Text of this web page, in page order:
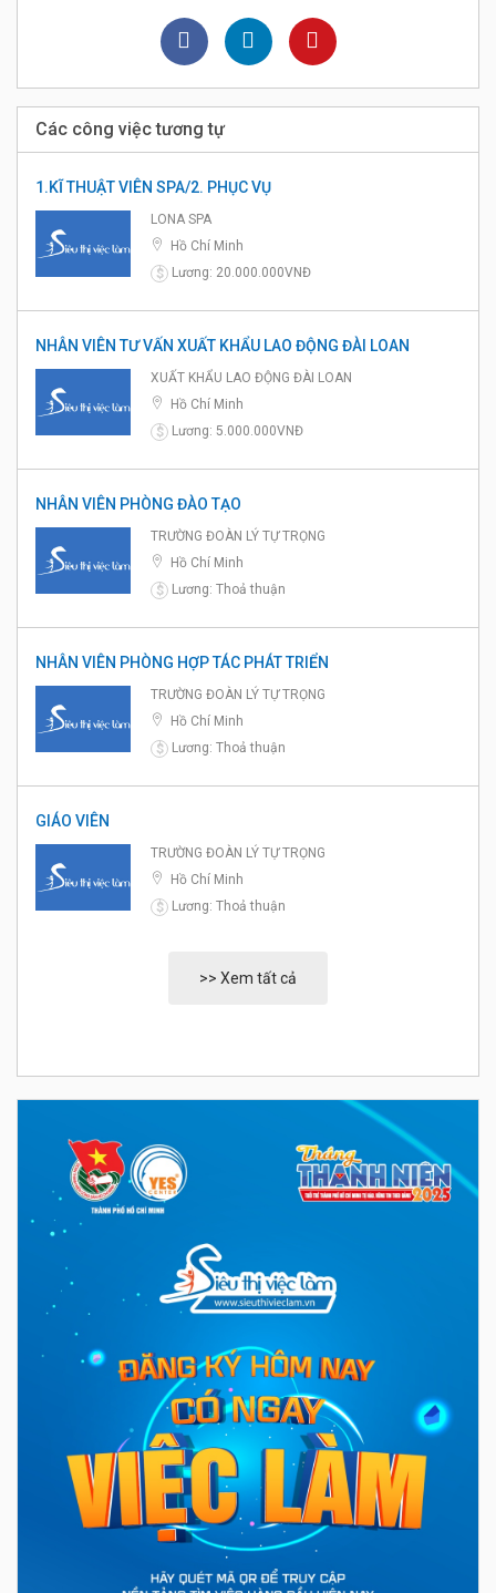
Các công việc tương tự
1.KĨ THUẬT VIÊN SPA/2. PHỤC VỤ
LONA SPA
Hồ Chí Minh
$
Lương: 20.000.000VNĐ
NHÂN VIÊN TƯ VẤN XUẤT KHẨU LAO ĐỘNG ĐÀI LOAN
XUẤT KHẨU LAO ĐỘNG ĐÀI LOAN
Hồ Chí Minh
$
Lương: 5.000.000VNĐ
NHÂN VIÊN PHÒNG ĐÀO TẠO
TRƯỜNG ĐOÀN LÝ TỰ TRỌNG
Hồ Chí Minh
$
Lương: Thoả thuận
NHÂN VIÊN PHÒNG HỢP TÁC PHÁT TRIỂN
TRƯỜNG ĐOÀN LÝ TỰ TRỌNG
Hồ Chí Minh
$
Lương: Thoả thuận
GIÁO VIÊN
TRƯỜNG ĐOÀN LÝ TỰ TRỌNG
Hồ Chí Minh
$
Lương: Thoả thuận
>> Xem tất cả